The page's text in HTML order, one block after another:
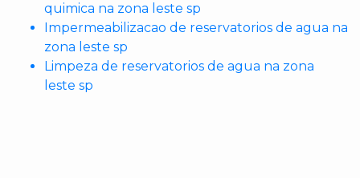
quimica na zona leste sp
Impermeabilizacao de reservatorios de agua na
zona leste sp
Limpeza de reservatorios de agua na zona
leste sp